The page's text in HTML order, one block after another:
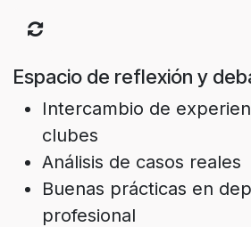
Espacio de reflexión y
Intercambio de
clubes
Análisis de casos reales
Buenas prácticas en
profesional